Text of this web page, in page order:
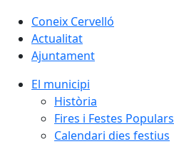
Coneix Cervelló
Actualitat
Ajuntament
El municipi
Història
Fires i Festes Populars
Calendari dies festius